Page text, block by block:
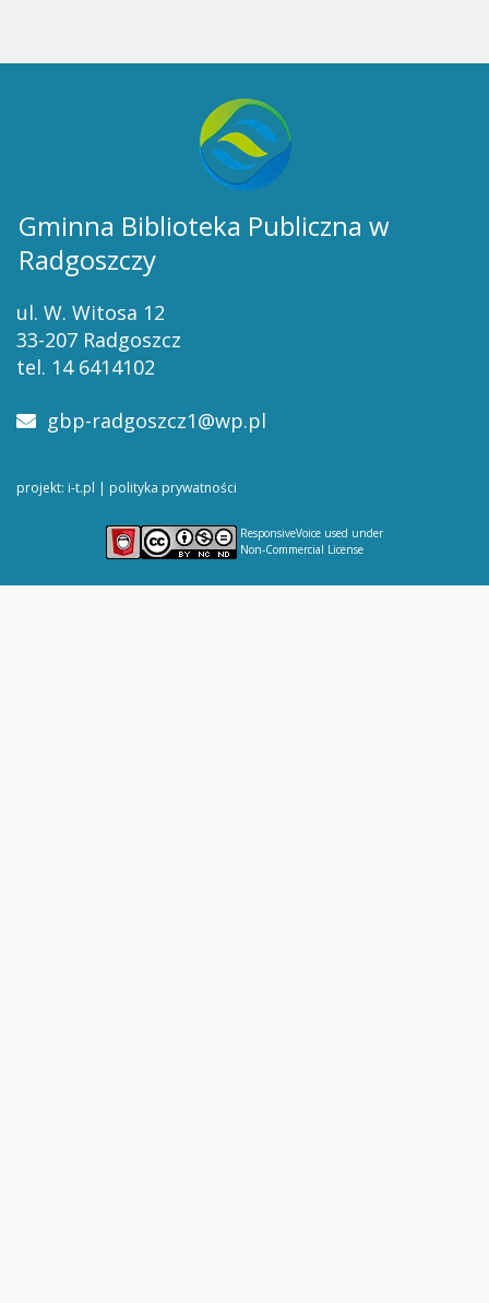
Gminna Biblioteka Publiczna w
Radgoszczy
ul. W. Witosa 12
33-207 Radgoszcz
tel. 14 6414102
gbp-radgoszcz1@wp.pl
projekt: i-t.pl | polityka prywatności
ResponsiveVoice used under
Non-Commercial License